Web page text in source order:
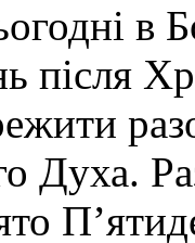
в
після
Духа.